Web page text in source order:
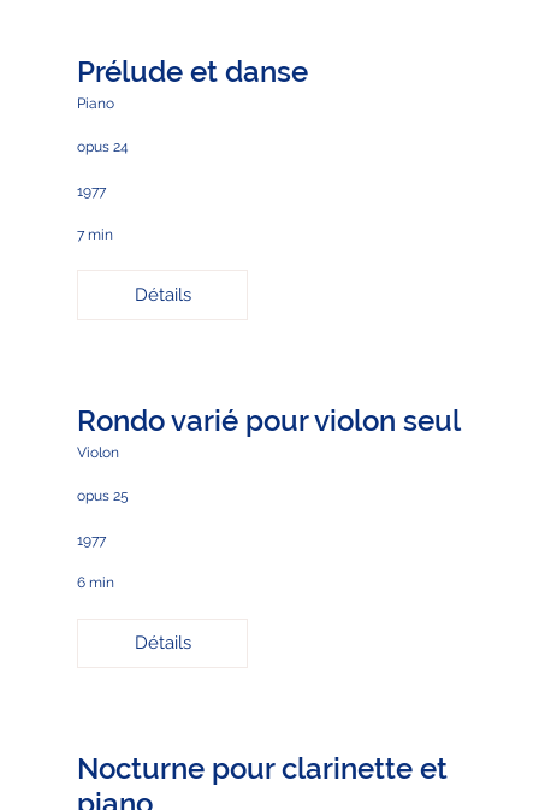
Prélude et danse
Piano
opus 24
1977
7 min
Détails
Rondo varié pour violon seul
Violon
opus 25
1977
6 min
Détails
Nocturne pour clarinette et